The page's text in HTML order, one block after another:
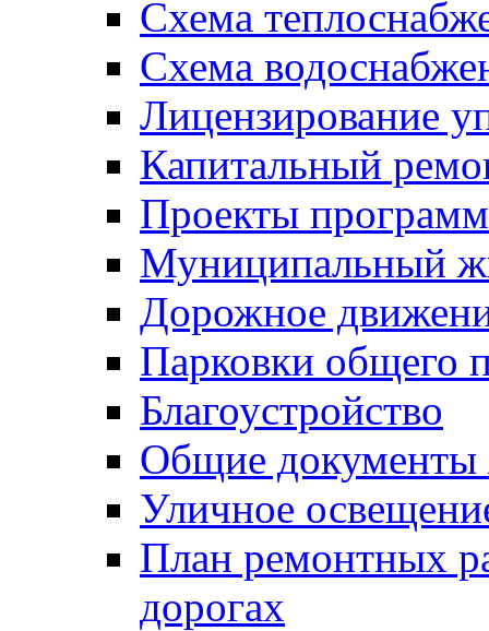
Схема
Схема
Лицензирование
Капитальный
Проекты программ
Муниципальный
Дорожное
Парковки общего
Благоустройство
Общие
Уличное
План ремонтных
дорогах